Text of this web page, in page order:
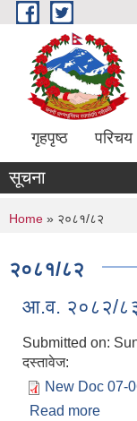
Skip to main content
गृहपृष्ठ परिचय
सूचना
You are
Home » २०८१/८२
२०८१/८२
आ.व. २०८२/८३
Submitted on:
दस्तावेज:
New Doc 07-
Read more